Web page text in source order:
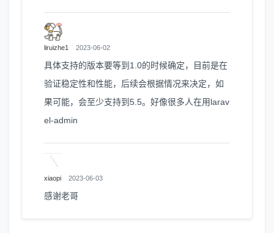
liruizhe1 2023-06-02
具体支持的版本要等到1.0的时候确定，目前是在
验证稳定性和性能，后续会根据情况来决定，如
果可能，会至少支持到5.5。好像很多人在用larav
el-admin
xiaopi 2023-06-03
感谢老哥